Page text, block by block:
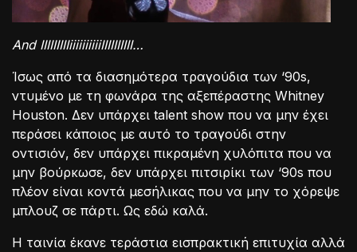
AndIIIIIIIIIiiiiiiiiiiIIIIIIIIII…
Ίσως από τα διασημότερα τραγούδια των ‘90s,
ντυμένο με τη φωνάρα της αξεπέραστης Whitney
Houston. Δεν υπάρχει talent show που να μην έχει
περάσει κάποιος με αυτό το τραγούδι στην
οντισιόν, δεν υπάρχει πικραμένη χυλόπιτα που να
μην βούρκωσε, δεν υπάρχει πιτσιρίκι των ‘90s που
πλέον είναι κοντά μεσήλικας που να μην το χόρεψε
μπλουζ σε πάρτι. Ως εδώ καλά.
Η ταινία έκανε τεράστια εισπρακτική επιτυχία αλλά